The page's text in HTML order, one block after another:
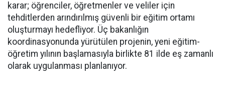
karar; öğrenciler, öğretmenler ve veliler için
tehditlerden arındırılmış güvenli bir eğitim ortamı
oluşturmayı hedefliyor. Üç bakanlığın
koordinasyonunda yürütülen projenin, yeni eğitim-
öğretim yılının başlamasıyla birlikte 81 ilde eş zamanlı
olarak uygulanması planlanıyor.